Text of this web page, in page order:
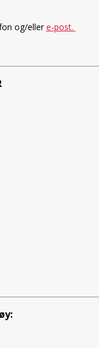
og/ellere-post.